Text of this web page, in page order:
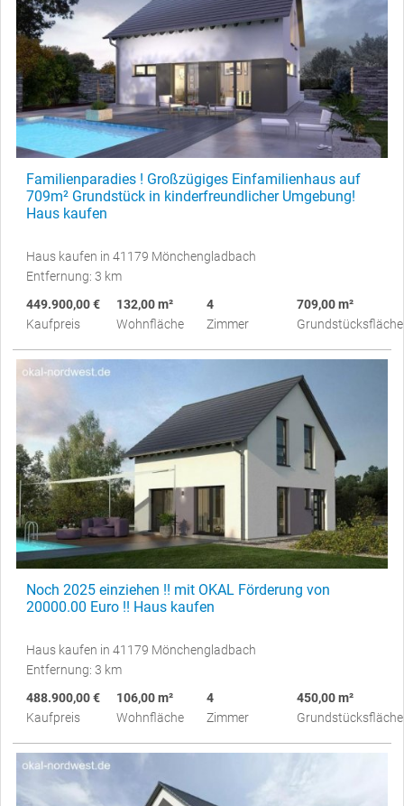
Familienparadies ! Großzügiges Einfamilienhaus auf
709m² Grundstück in kinderfreundlicher Umgebung!
Haus kaufen
Haus kaufen in 41179 Mönchengladbach
Entfernung: 3 km
449.900,00 €
Kaufpreis
132,00 m²
Wohnfläche
4
Zimmer
709,00 m²
Grundstücksfläche
Noch 2025 einziehen !! mit OKAL Förderung von
20000.00 Euro !! Haus kaufen
Haus kaufen in 41179 Mönchengladbach
Entfernung: 3 km
488.900,00 €
Kaufpreis
106,00 m²
Wohnfläche
4
Zimmer
450,00 m²
Grundstücksfläche